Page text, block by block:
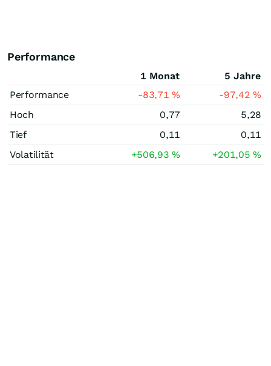
Performance
1 Monat
5 Jahre
Performance
-83,71% -97,42%
Hoch
0,77
5,28
Tief
0,11
0,11
Volatilität
+506,93% +201,05%